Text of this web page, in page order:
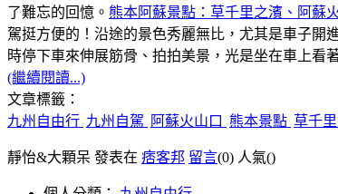
了難忘的回憶。 熊本阿蘇景點：草千里之濱、阿蘇
駕挺方便的！沿途的景色秀麗無比，尤其是車子開
時停下車來伸展筋骨、拍拍美景，光是坐在車上看
(繼續閱讀...)
文章標籤：
九州自由行 九州自駕 阿蘇火山口 熊本景點 草千
靜怡&大顆呆 發表在 痞客邦 留言(0) 人氣()